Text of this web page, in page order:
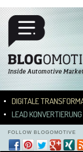
ZUM INHALT WECHSELN
ZUM SEKUNDÄREN
DIGITALE
LEAD KONVERTIERUNG
FOLLOW BLOGOMOTIVE